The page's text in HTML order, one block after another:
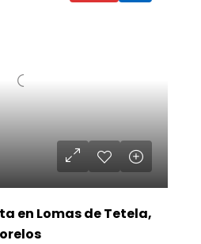
en Lomas de Tetela,